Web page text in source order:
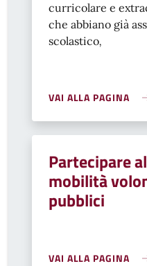
curricolare e
che abbiano già
scolastico,
VAI ALLA PAGINA
Partecipare
mobilità
pubblici
VAI ALLA PAGINA